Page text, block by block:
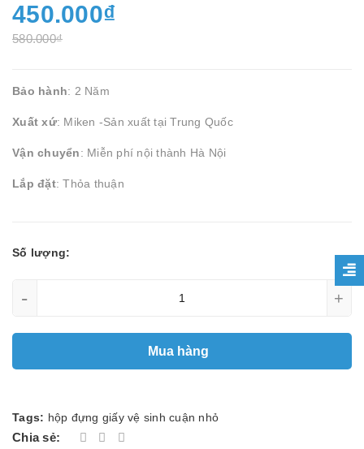
450.000₫
580.000₫
Bảo hành: 2 Năm
Xuất xứ: Miken -Sản xuất tại Trung Quốc
Vận chuyển: Miễn phí nội thành Hà Nội
Lắp đặt: Thỏa thuận
Số lượng:
- +
Mua hàng
Tags: hộp đựng giấy vệ sinh cuận nhỏ
Chia sẻ: